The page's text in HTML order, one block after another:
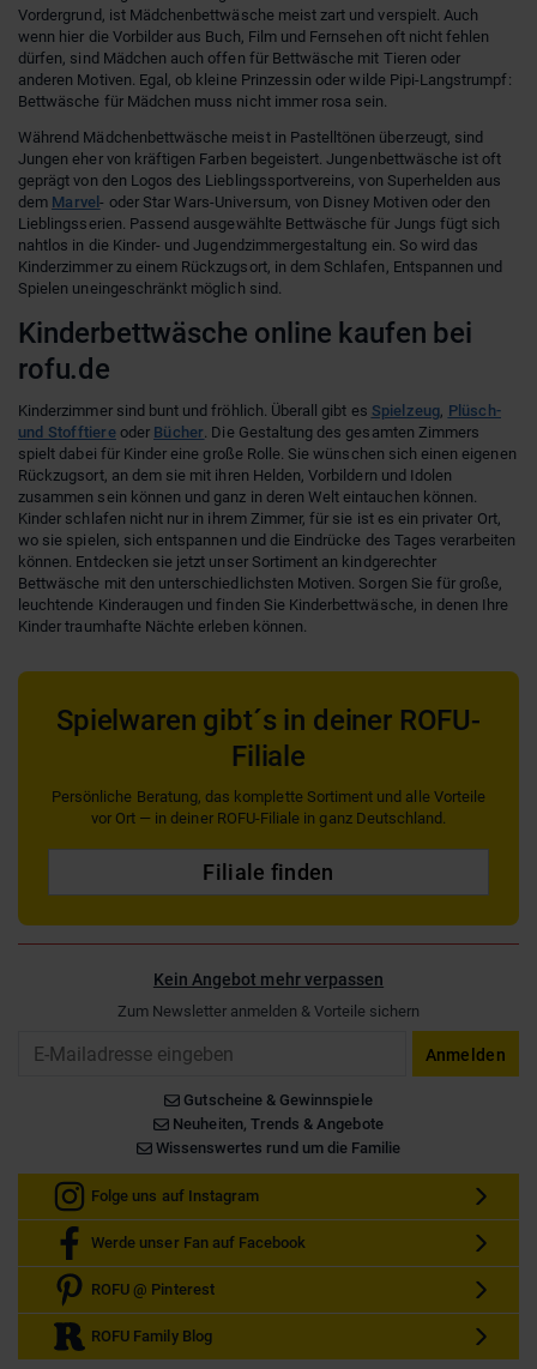
Vordergrund, ist Mädchenbettwäsche meist zart und verspielt. Auch
wenn hier die Vorbilder aus Buch, Film und Fernsehen oft nicht fehlen
dürfen, sind Mädchen auch offen für Bettwäsche mit Tieren oder
anderen Motiven. Egal, ob kleine Prinzessin oder wilde Pipi-Langstrumpf:
Bettwäsche für Mädchen muss nicht immer rosa sein.
Während Mädchenbettwäsche meist in Pastelltönen überzeugt, sind
Jungen eher von kräftigen Farben begeistert. Jungenbettwäsche ist oft
geprägt von den Logos des Lieblingssportvereins, von Superhelden aus
dem Marvel- oder Star Wars-Universum, von Disney Motiven oder den
Lieblingsserien. Passend ausgewählte Bettwäsche für Jungs fügt sich
nahtlos in die Kinder- und Jugendzimmergestaltung ein. So wird das
Kinderzimmer zu einem Rückzugsort, in dem Schlafen, Entspannen und
Spielen uneingeschränkt möglich sind.
Kinderbettwäsche online kaufen bei
rofu.de
Kinderzimmer sind bunt und fröhlich. Überall gibt es Spielzeug, Plüsch-
und Stofftiereoder Bücher. Die Gestaltung des gesamten Zimmers
spielt dabei für Kinder eine große Rolle. Sie wünschen sich einen eigenen
Rückzugsort, an dem sie mit ihren Helden, Vorbildern und Idolen
zusammen sein können und ganz in deren Welt eintauchen können.
Kinder schlafen nicht nur in ihrem Zimmer, für sie ist es ein privater Ort,
wo sie spielen, sich entspannen und die Eindrücke des Tages verarbeiten
können. Entdecken sie jetzt unser Sortiment an kindgerechter
Bettwäsche mit den unterschiedlichsten Motiven. Sorgen Sie für große,
leuchtende Kinderaugen und finden Sie Kinderbettwäsche, in denen Ihre
Kinder traumhafte Nächte erleben können.
Spielwaren gibt´s in deiner ROFU-
Filiale
Persönliche Beratung, das komplette Sortiment und alle Vorteile
vor Ort — in deiner ROFU-Filiale in ganz Deutschland.
Filiale finden
Kein Angebot mehr verpassen
Zum Newsletter anmelden & Vorteile sichern
Anmelden
Gutscheine & Gewinnspiele
Neuheiten, Trends & Angebote
Wissenswertes rund um die Familie
Folge uns auf Instagram
Werde unser Fan auf Facebook
ROFU @ Pinterest
ROFU Family Blog